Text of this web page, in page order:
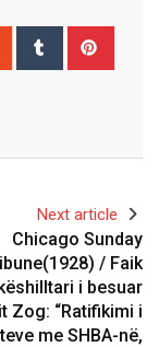
StumbleUpon
Tumblr
Next article
Chicago Sunday
/ Faik
i besuar
Zog: “Ratifikimi i
me SHBA-në,